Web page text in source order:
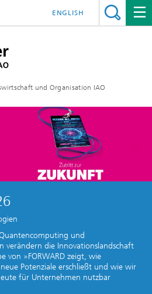
und Organisation IAO
ENGLISH
und
verändern die Innovationslandschaft
von »FORWARD zeigt, wie
Potenziale erschließt und wie wir
für Unternehmen nutzbar